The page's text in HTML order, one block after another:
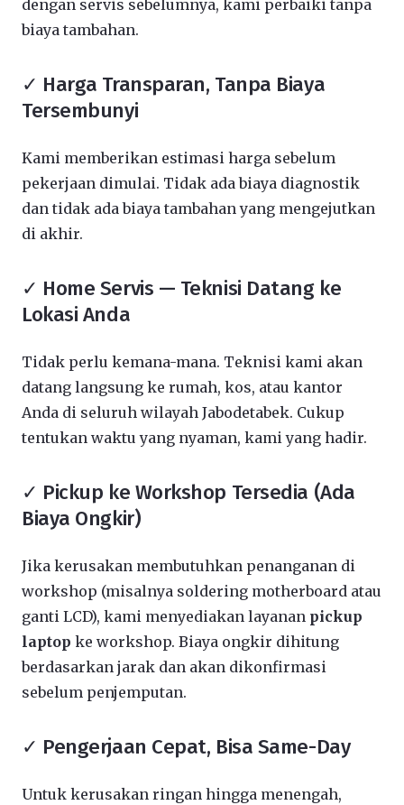
dengan servis sebelumnya, kami perbaiki tanpa
biaya tambahan.
✓ Harga Transparan, Tanpa Biaya
Tersembunyi
Kami memberikan estimasi harga sebelum
pekerjaan dimulai. Tidak ada biaya diagnostik
dan tidak ada biaya tambahan yang mengejutkan
di akhir.
✓ Home Servis — Teknisi Datang ke
Lokasi Anda
Tidak perlu kemana-mana. Teknisi kami akan
datang langsung ke rumah, kos, atau kantor
Anda di seluruh wilayah Jabodetabek. Cukup
tentukan waktu yang nyaman, kami yang hadir.
✓ Pickup ke Workshop Tersedia (Ada
Biaya Ongkir)
Jika kerusakan membutuhkan penanganan di
workshop (misalnya soldering motherboard atau
ganti LCD), kami menyediakan layanan pickup
laptop ke workshop. Biaya ongkir dihitung
berdasarkan jarak dan akan dikonfirmasi
sebelum penjemputan.
✓ Pengerjaan Cepat, Bisa Same-Day
Untuk kerusakan ringan hingga menengah,